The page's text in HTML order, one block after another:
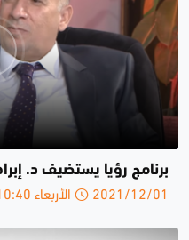
برنامج رؤيا يستضيف د.
2021/12/01 الأربعاء 10:40 ص